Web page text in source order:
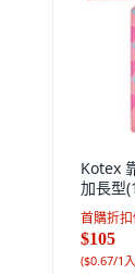
Kotex
加長型
首購折
$105
($0.67/1入